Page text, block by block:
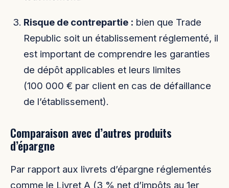
Risque de contrepartie : bien que Trade
Republic soit un établissement réglementé, il
est important de comprendre les garanties
de dépôt applicables et leurs limites
(100 000 € par client en cas de défaillance
de l’établissement).
Comparaison avec d’autres produits
d’épargne
Par rapport aux livrets d’épargne réglementés
comme le Livret A (3 % net d’impôts au 1er